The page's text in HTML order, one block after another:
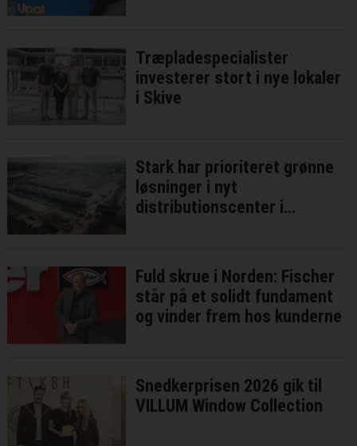
Træpladespecialister
investerer stort i nye lokaler
i Skive
Stark har prioriteret grønne
løsninger i nyt
distributionscenter i
Fuld skrue i Norden: Fischer
står på et solidt fundament
og vinder frem hos kunderne
Snedkerprisen 2026 gik til
VILLUM Window Collection